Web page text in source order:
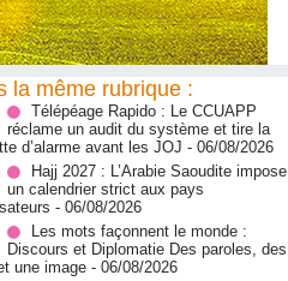
la même rubrique :
Télépéage Rapido : Le CCUAPP
réclame un audit du système et tire la
d’alarme avant les JOJ - 06/08/2026
Hajj 2027 : L’Arabie Saoudite impose
un calendrier strict aux pays
- 06/08/2026
Les mots façonnent le monde :
Discours et Diplomatie Des paroles, des
une image - 06/08/2026